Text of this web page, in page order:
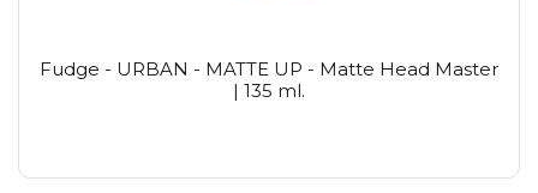
Fudge - URBAN - MATTE UP - Matte Head Master
| 135 ml.